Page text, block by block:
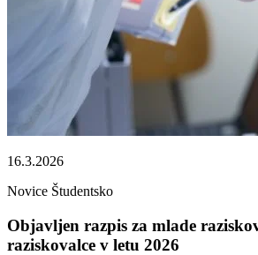
16.3.2026
Novice Študentsko
Objavljen razpis za mlade
raziskovalce v letu 2026